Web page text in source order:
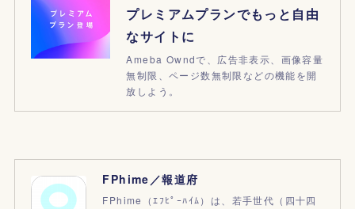
プレミアムプランでもっと自由
なサイトに
Ameba Owndで、広告非表示、画像容量
無制限、ページ数無制限などの機能を開
放しよう。
FPhime／報道府
FPhime（ｴﾌﾋﾟｰﾊｲﾑ）は、若手世代（四十四